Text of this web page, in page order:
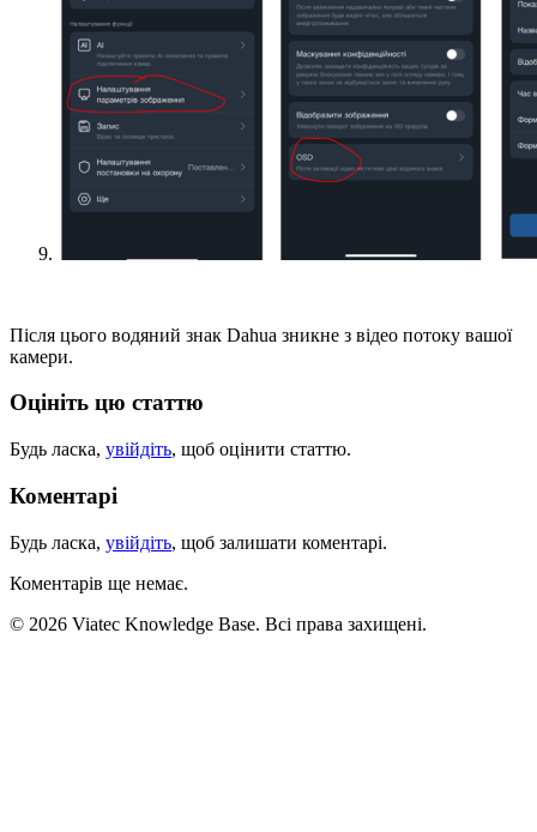
Після цього водяний знак Dahua зникне з відео потоку вашої
камери.
Оцініть цю статтю
Будь ласка, увійдіть, щоб оцінити статтю.
Коментарі
Будь ласка, увійдіть, щоб залишати коментарі.
Коментарів ще немає.
© 2026 Viatec Knowledge Base. Всі права захищені.